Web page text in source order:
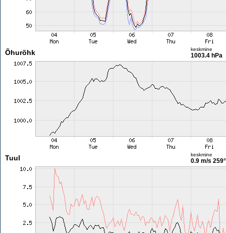
Õhurõhk keskmine
1003.4 hPa
Tuul keskmine
0.9 m/s 259°